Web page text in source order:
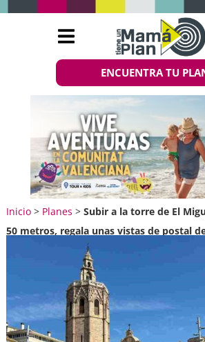
ENCUENTRA TU
Inicio> Planes > Subir a la torre de El
50 metros, regala unas vistas de postal